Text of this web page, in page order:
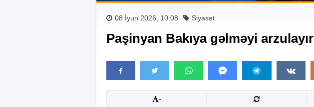
08 İyun 2026, 10:08 Siyasət
Paşinyan Bakıya gəlməyi arzulayır
-